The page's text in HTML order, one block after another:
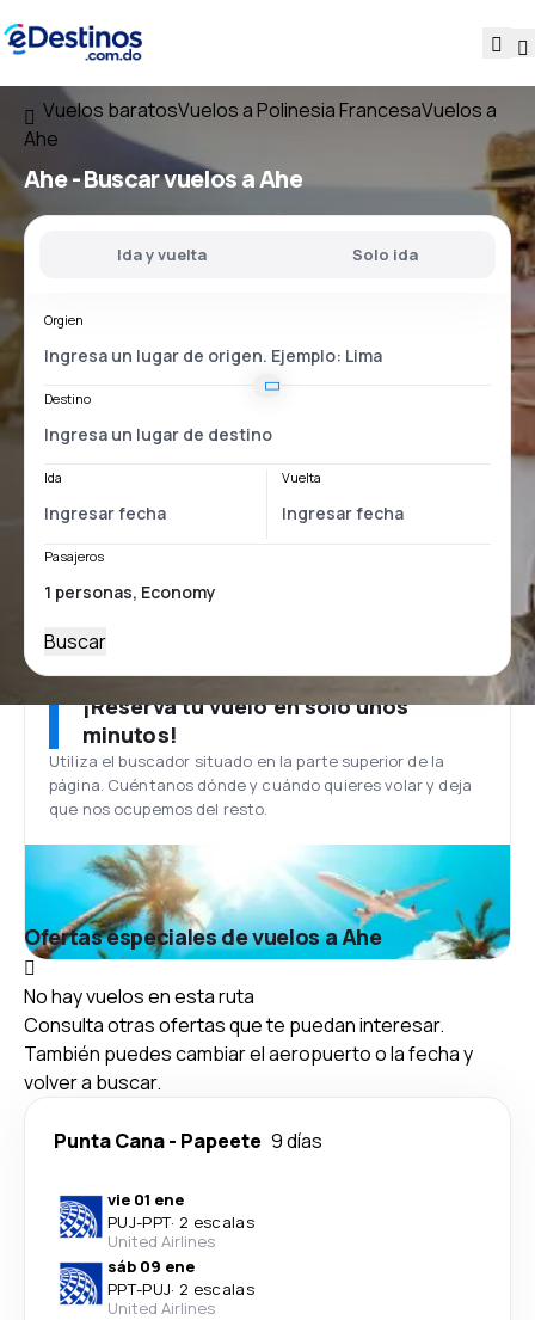
Vuelos baratosVuelos a Polinesia FrancesaVuelos a
Ahe
Ahe - Buscar vuelos a Ahe
Ida y vuelta Solo ida
Orgien
Destino
Ida Vuelta
Pasajeros
Buscar
¡Reserva tu vuelo en solo unos
minutos!
Utiliza el buscador situado en la parte superior de la
página. Cuéntanos dónde y cuándo quieres volar y deja
que nos ocupemos del resto.
Ofertas especiales de vuelos a Ahe
No hay vuelos en esta ruta
Consulta otras ofertas que te puedan interesar.
También puedes cambiar el aeropuerto o la fecha y
volver a buscar.
Punta Cana- Papeete 9 días
vie 01 ene
PUJ-PPT· 2 escalas
United Airlines
sáb 09 ene
PPT-PUJ· 2 escalas
United Airlines